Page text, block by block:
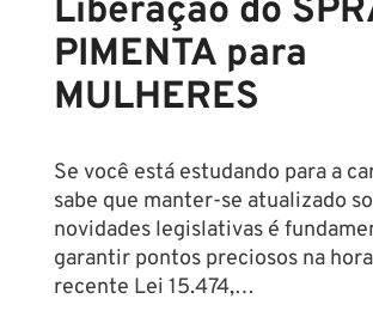
Liberação do
PIMENTA para
MULHERES
Se você está estudando para a
sabe que manter-se atualizado
novidades legislativas é
garantir pontos preciosos na
recente Lei 15.474,…